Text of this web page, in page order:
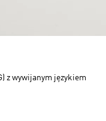
z wywijanym językiem